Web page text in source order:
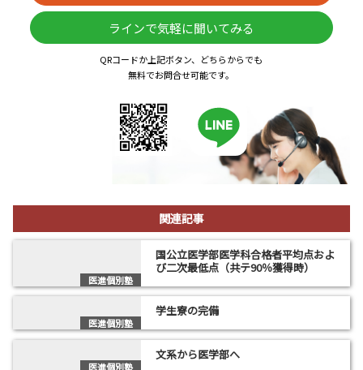
ラインで気軽に聞いてみる
QRコードか上記ボタン、どちらからでも
無料でお問合せ可能です。
関連記事
医進個別塾
国公立医学部医学科合格者平均点およ
び二次最低点（共テ90％獲得時）
医進個別塾
学生寮の完備
医進個別塾
文系から医学部へ